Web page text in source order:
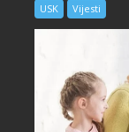
USK Vijesti